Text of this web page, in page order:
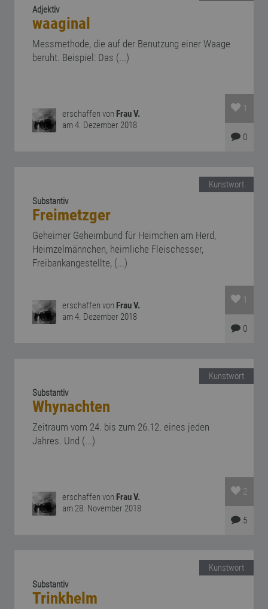
Adjektiv
waaginal
Messmethode, die auf der Benutzung einer Waage
beruht. Beispiel: Das (...)
erschaffen von Frau V.
am 4. Dezember 2018
1
0
Kunstwort
Substantiv
Freimetzger
Geheimer Geheimbund für Heimchen am Herd,
Heimzelmännchen, heimliche Fleischesser,
Freibankangestellte, (...)
erschaffen von Frau V.
am 4. Dezember 2018
1
0
Kunstwort
Substantiv
Whynachten
Zeitraum vom 24. bis zum 26.12. eines jeden
Jahres. Und (...)
erschaffen von Frau V.
am 28. November 2018
2
5
Kunstwort
Substantiv
Trinkhelm